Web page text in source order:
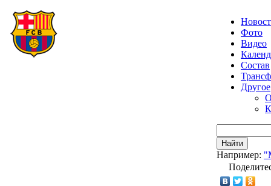
Фото
Видео
Состав
Другое
Найти
Например: